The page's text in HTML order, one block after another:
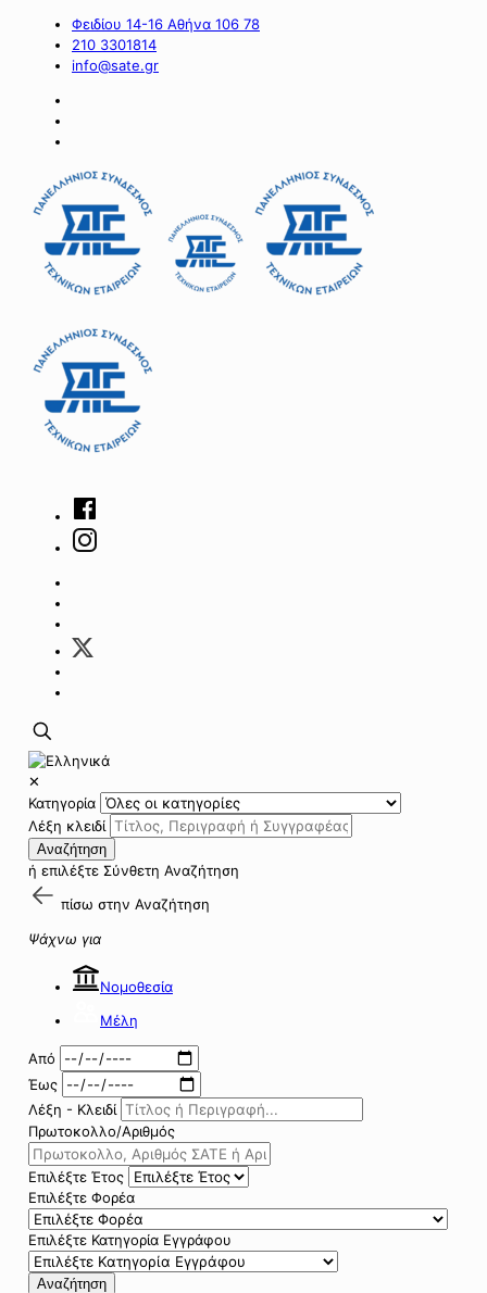
Φειδίου 14-16 Αθήνα 106 78
210 3301814
info@sate.gr
✕
Κατηγορία
Λέξη κλειδί
Αναζήτηση
ή επιλέξτε Σύνθετη Αναζήτηση
πίσω στην Αναζήτηση
Ψάχνω για
Νομοθεσία
Μέλη
Από
Έως
Λέξη - Κλειδί
Πρωτοκολλο/Αριθμός
Επιλέξτε Έτος
Επιλέξτε Φορέα
Επιλέξτε Κατηγορία Εγγράφου
Αναζήτηση